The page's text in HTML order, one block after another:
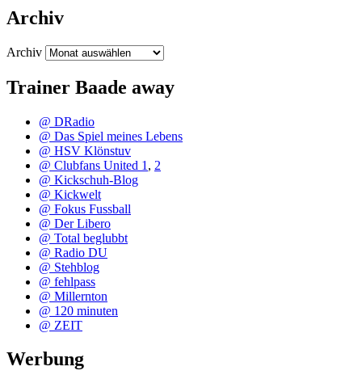
Archiv
Archiv
Trainer Baade away
@ DRadio
@ Das Spiel meines Lebens
@ HSV Klönstuv
@ Clubfans United 1 , 2
@ Kickschuh-Blog
@ Kickwelt
@ Fokus Fussball
@ Der Libero
@ Total beglubbt
@ Radio DU
@ Stehblog
@ fehlpass
@ Millernton
@ 120 minuten
@ ZEIT
Werbung